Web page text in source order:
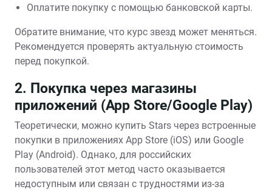
Оплатите покупку с помощью банковской карты.
Обратите внимание‚ что курс звезд может меняться.
Рекомендуется проверять актуальную стоимость
перед покупкой.
2. Покупка через магазины
приложений (App Store/Google Play)
Теоретически‚ можно купить Stars через встроенные
покупки в приложениях App Store (iOS) или Google
Play (Android). Однако‚ для российских
пользователей этот метод часто оказывается
недоступным или связан с трудностями из-за